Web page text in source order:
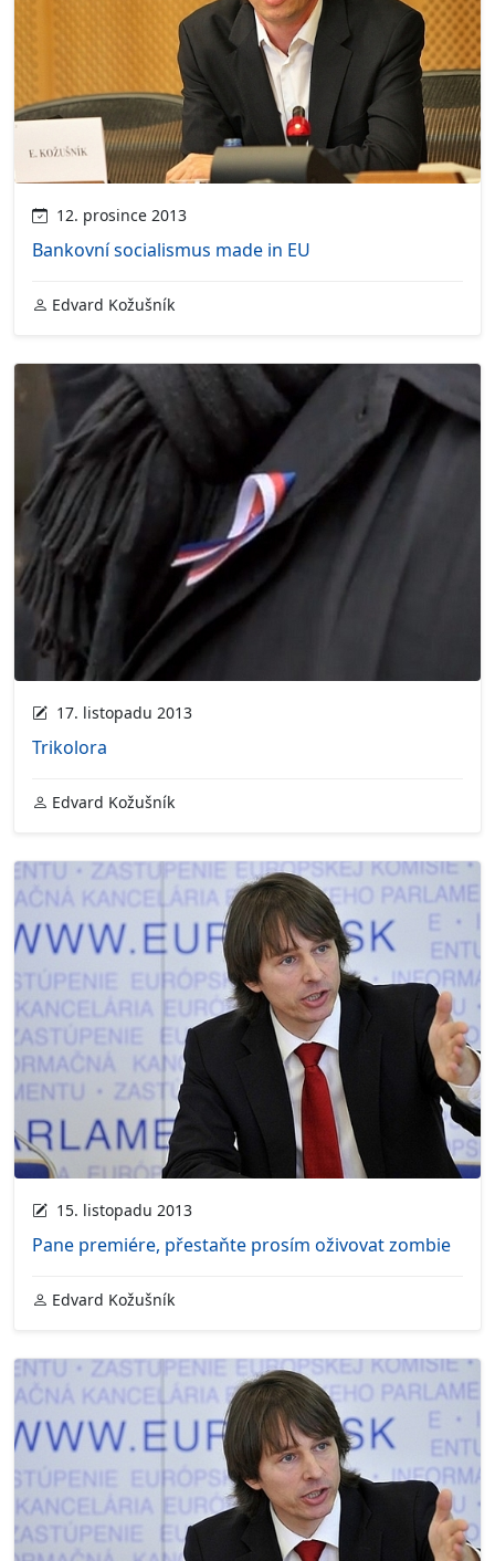
12. prosince 2013
Bankovní socialismus made in EU
Edvard Kožušník
17. listopadu 2013
Trikolora
Edvard Kožušník
15. listopadu 2013
Pane premiére, přestaňte prosím oživovat zombie
Edvard Kožušník